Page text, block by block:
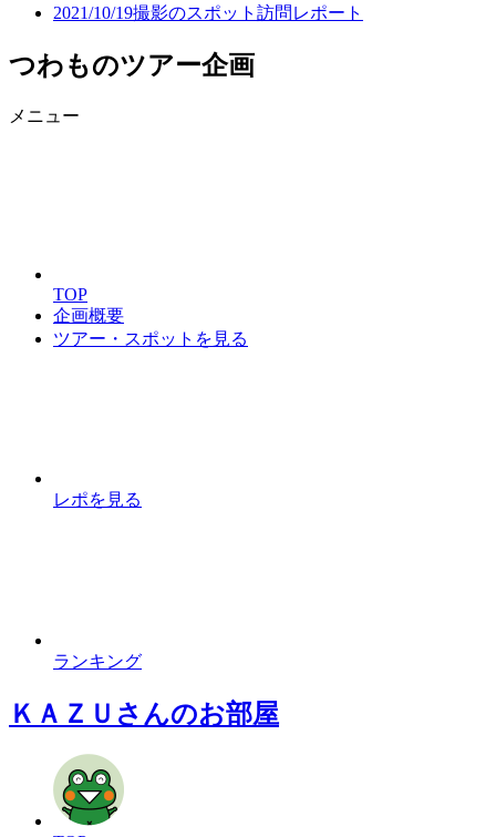
2021/10/19撮影のスポット訪問レポート
つわものツアー企画
メニュー
TOP
企画概要
ツアー・スポットを見る
レポを見る
ランキング
ＫＡＺＵさんのお部屋